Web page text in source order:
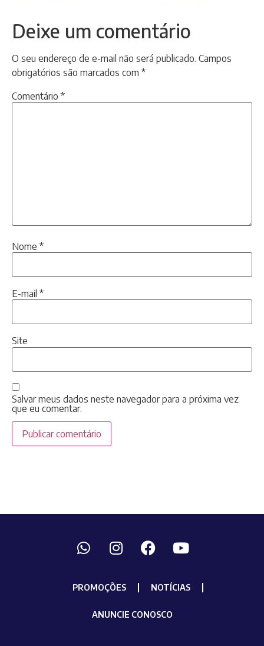
Deixe um comentário
O seu endereço de e-mail não será publicado. Campos
obrigatórios são marcados com *
Comentário *
Nome *
E-mail *
Site
Salvar meus dados neste navegador para a próxima vez
que eu comentar.
PROMOÇÕES NOTÍCIAS
ANUNCIE CONOSCO